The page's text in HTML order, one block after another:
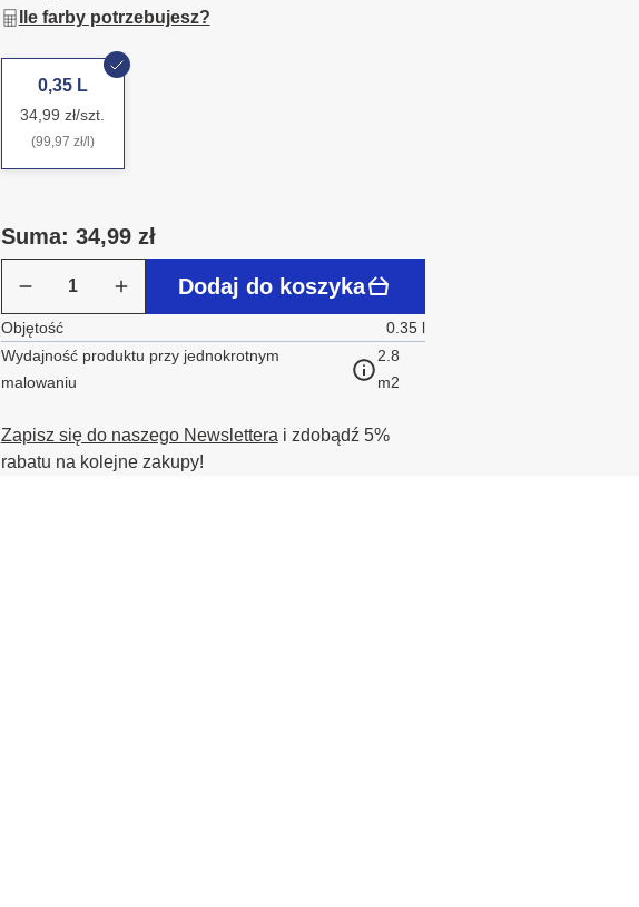
Ile farby potrzebujesz?
0,35 L
34,99 zł/szt.
(99,97 zł/l)
Suma: 34,99 zł
Dodaj do koszyka
Objętość
0.35 l
Wydajność produktu przy jednokrotnym
malowaniu
2.8
m2
Zapisz się do naszego Newslettera i zdobądź 5%
rabatu na kolejne zakupy!